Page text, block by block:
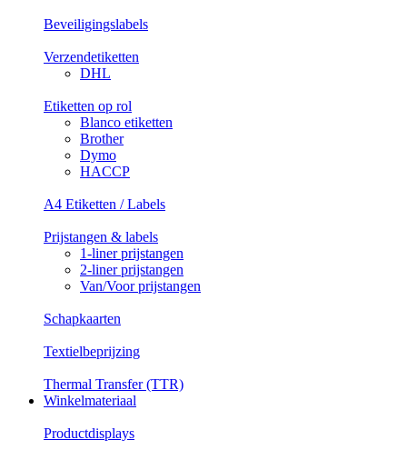
Beveiligingslabels
Verzendetiketten
DHL
Etiketten op rol
Blanco etiketten
Brother
Dymo
HACCP
A4 Etiketten / Labels
Prijstangen & labels
1-liner prijstangen
2-liner prijstangen
Van/Voor prijstangen
Schapkaarten
Textielbeprijzing
Thermal Transfer (TTR)
Winkelmateriaal
Productdisplays